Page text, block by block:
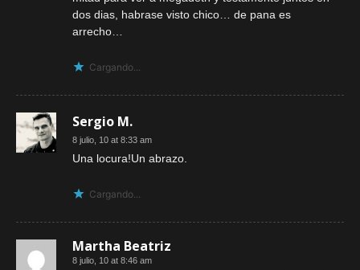
dos dias, habrase visto chico… de pana es
arrecho…
Cargando...
Sergio M.
8 julio, 10 at 8:33 am
Una locura!Un abrazo.
Cargando...
Martha Beatriz
8 julio, 10 at 8:46 am